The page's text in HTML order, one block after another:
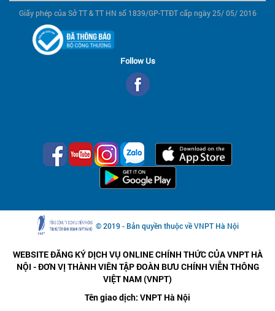
Giấy phép của Sở TT & TT HN số 1839/GP-TTĐT cấp ngày 25/ 05/ 2016
Follow Us
© 2019 - Bản quyền thuộc về VNPT Hà Nội
WEBSITE ĐĂNG KÝ DỊCH VỤ ONLINE CHÍNH THỨC CỦA VNPT HÀ
NỘI - ĐƠN VỊ THÀNH VIÊN TẬP ĐOÀN BƯU CHÍNH VIỄN THÔNG
VIỆT NAM (VNPT)
Tên giao dịch: VNPT Hà Nội